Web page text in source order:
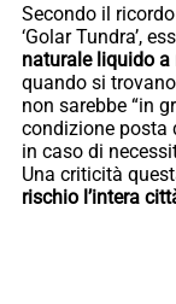
Secondo il
‘Golar Tundra’,
naturale liquido a
quando si
non sarebbe “in
condizione posta
in caso di
Una criticità
rischio l’intera